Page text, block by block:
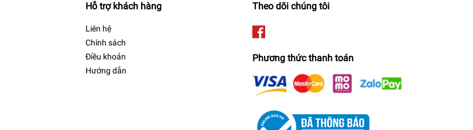
Hỗ trợ khách hàng
Liên hệ
Chính sách
Điều khoản
Hướng dẫn
Theo dõi chúng tôi
Phương thức thanh toán